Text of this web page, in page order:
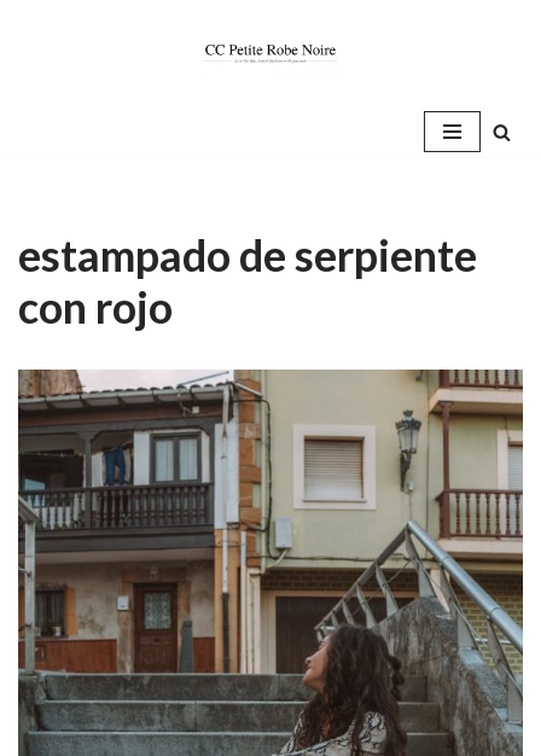
estampado de serpiente
con rojo